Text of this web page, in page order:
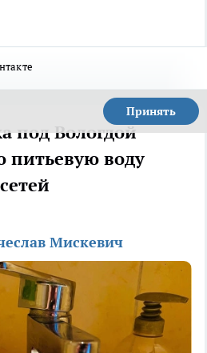
Принять
под Вологдой
питьевую воду
Мискевич